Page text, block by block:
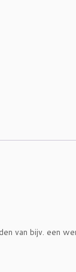
van bijv. een